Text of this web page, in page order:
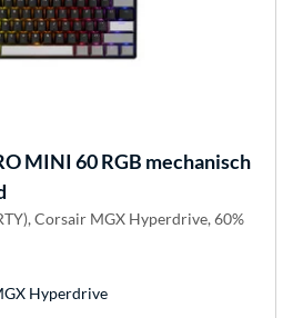
MINI 60 RGB mechanisch
Corsair MGX Hyperdrive, 60%
Hyperdrive